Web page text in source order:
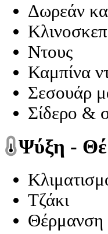
Δωρεάν
Ντους
Καμπίνα
Σεσουάρ
Σίδερο &
Ψύξη -
Τζάκι
Θέρμανση